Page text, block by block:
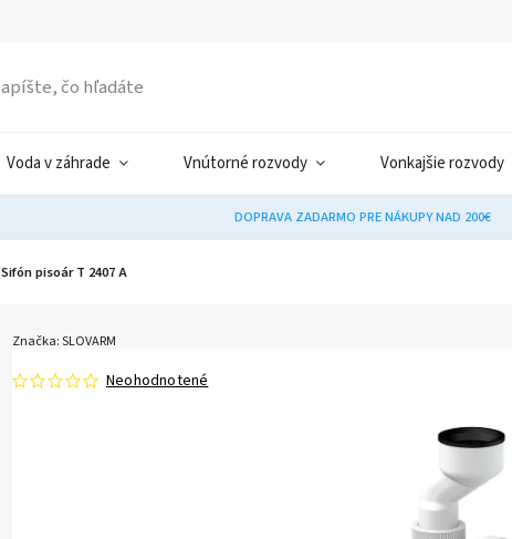
Voda v záhrade Vnútorné rozvody Vonkajšie rozvody
DOPRAVA ZADARMO PRE NÁKUPY NAD 200€
Sifón pisoár T 2407 A
Neohodnotené
Značka:SLOVARM